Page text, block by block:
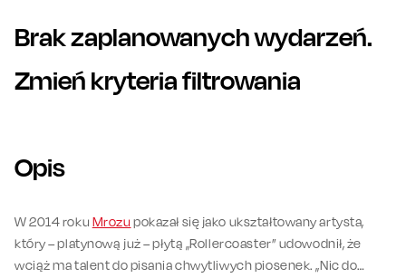
Brak zaplanowanych wydarzeń.
Zmień kryteria filtrowania
Opis
W 2014 roku Mrozupokazał się jako ukształtowany artysta,
który – platynową już – płytą „Rollercoaster” udowodnił, że
wciąż ma talent do pisania chwytliwych piosenek. „Nic do